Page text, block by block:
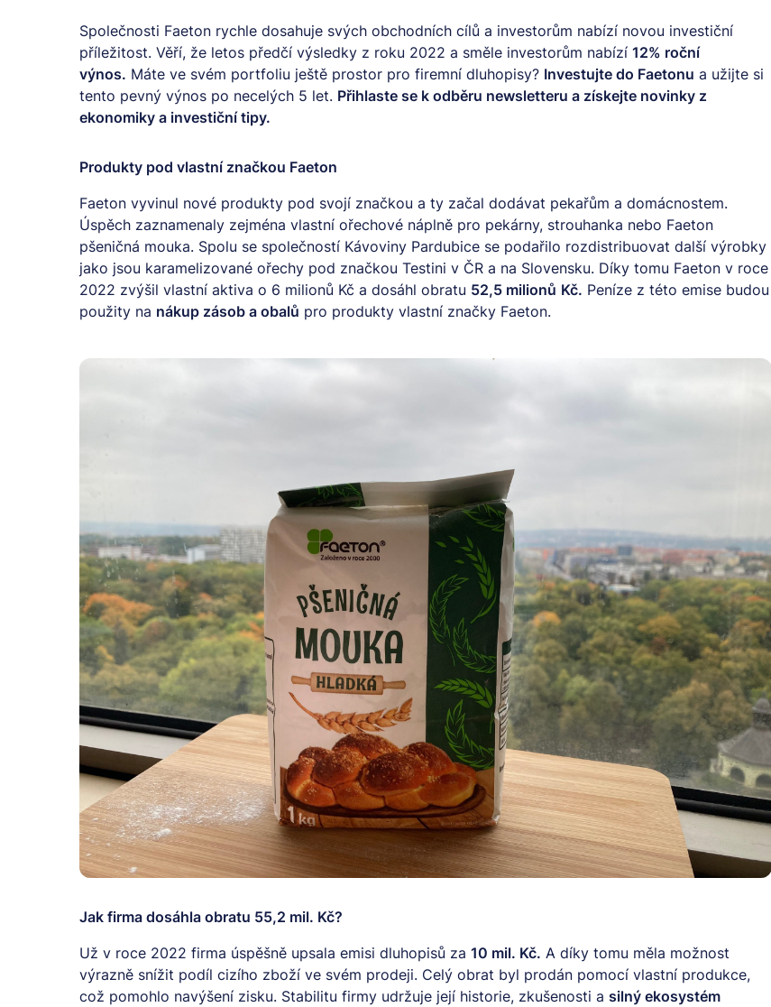
Společnosti Faeton rychle dosahuje svých obchodních cílů a investorům nabízí novou investiční
příležitost. Věří, že letos předčí výsledky z roku 2022 a směle investorům nabízí 12% roční
výnos. Máte ve svém portfoliu ještě prostor pro firemní dluhopisy? Investujte do Faetonu a užijte si
tento pevný výnos po necelých 5 let. Přihlaste se k odběru newsletteru a získejte novinky z
ekonomiky a investiční tipy.
Produkty pod vlastní značkou Faeton
Faeton vyvinul nové produkty pod svojí značkou a ty začal dodávat pekařům a domácnostem.
Úspěch zaznamenaly zejména vlastní ořechové náplně pro pekárny, strouhanka nebo Faeton
pšeničná mouka. Spolu se společností Kávoviny Pardubice se podařilo rozdistribuovat další výrobky
jako jsou karamelizované ořechy pod značkou Testini v ČR a na Slovensku. Díky tomu Faeton v roce
2022 zvýšil vlastní aktiva o 6 milionů Kč a dosáhl obratu 52,5 milionů Kč. Peníze z této emise budou
použity na nákup zásob a obalů pro produkty vlastní značky Faeton.
Jak firma dosáhla obratu 55,2 mil. Kč?
Už v roce 2022 firma úspěšně upsala emisi dluhopisů za 10 mil. Kč. A díky tomu měla možnost
výrazně snížit podíl cizího zboží ve svém prodeji. Celý obrat byl prodán pomocí vlastní produkce,
což pomohlo navýšení zisku. Stabilitu firmy udržuje její historie, zkušenosti a silný ekosystém